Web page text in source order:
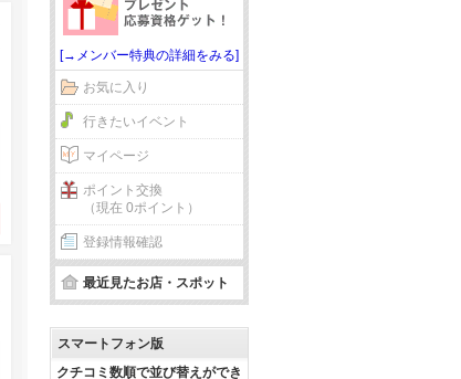
[→メンバー特典の詳細をみる]
お気に入り
行きたいイベント
マイページ
ポイント交換
（現在 0ポイント）
登録情報確認
最近見たお店・スポット
スマートフォン版
クチコミ数順で並び替えができ